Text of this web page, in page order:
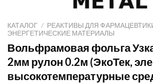
КАТАЛОГ / РЕАКТИВЫ ДЛЯ
ЭНЕРГЕТИЧЕСКИЕ МАТЕРИАЛЫ
Вольфрамовая фольга
2мм рулон 0.2м (ЭкоТек,
высокотемпературные